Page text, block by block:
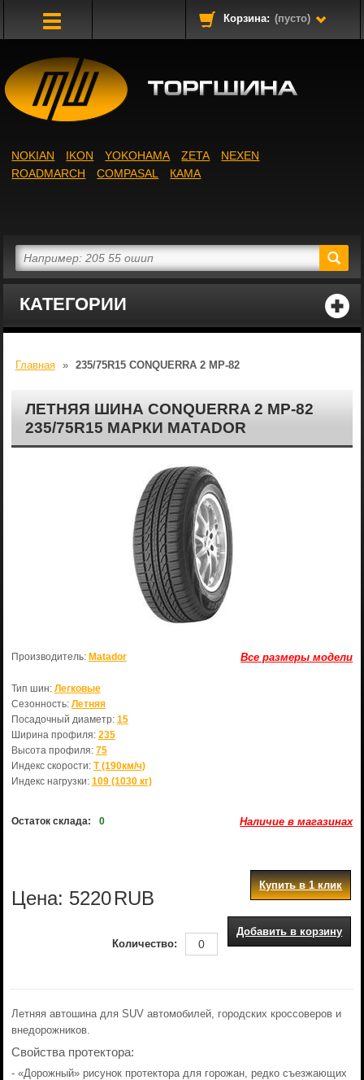
Корзина: (пусто)
КАТЕГОРИИ
NOKIAN IKON YOKOHAMA ZETA
NEXEN
ROADMARCH
COMPASAL КАМА
Главная » 235/75R15 CONQUERRA 2 МР-82
ЛЕТНЯЯ ШИНА CONQUERRA 2 МР-82
235/75R15 МАРКИ MATADOR
Все размеры модели
Производитель: Matador
Тип шин: Легковые
Сезонность: Летняя
Посадочный диаметр: 15
Ширина профиля: 235
Высота профиля: 75
Индекс скорости: T (190км/ч)
Индекс нагрузки: 109 (1030 кг)
Остаток склада: 0 Наличие в магазинах
Цена: 5220RUB
Купить в 1 клик
Добавить в корзину
Количество:
Летняя автошина для SUV автомобилей, городских кроссоверов и
внедорожников.
Свойства протектора:
- «Дорожный» рисунок протектора для горожан, редко съезжающих